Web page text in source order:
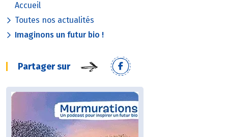
Accueil
Toutes nos actualités
Imaginons un futur bio !
Partager sur